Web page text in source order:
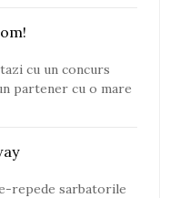
cu un concurs
partener cu o mare
repede sarbatorile